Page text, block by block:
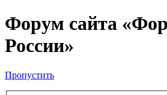
Форум сайта
России»
Пропустить